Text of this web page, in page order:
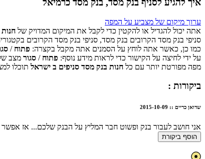
איך להגיע לסניף בנק מסד, בנק מסד כרמיאל
ערוך מיקום של מצביע על המפה
אתה יכול להגדיל או להקטין כדי לקבל את המיקום המדויק של
סניפי בנק מסד הקרובים בנק מסד, סניפי בנק מסד הקרובים
כמו כן, כאשר אתה לוחץ על הסמנים אתה מקבל בקצרה: פתוח /
על ידי לחיצה על הקישור כדי לראות מידע נוסף: פתוח / סגור מצב
מפה מפורטת יותר עם כל חנות בנק מסד סניפים ב ישראל תוכלו
ביקורות :
שדואן כריים ::
2015-10-09
אני חושב לעבור בנק ופשוט חבר המליץ על הבנק שלכם... אז
הוסף ביקורת